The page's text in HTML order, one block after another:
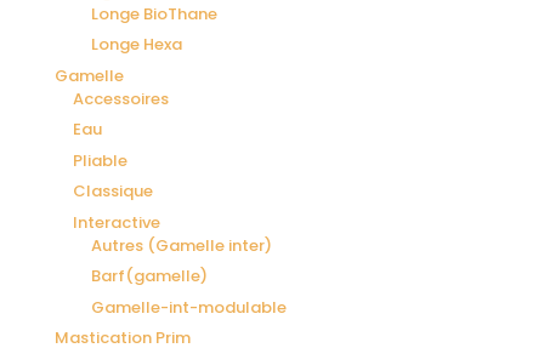
Longe BioThane
Longe Hexa
Gamelle
Accessoires
Eau
Pliable
Classique
Interactive
Autres (Gamelle inter)
Barf(gamelle)
Gamelle-int-modulable
Mastication Prim